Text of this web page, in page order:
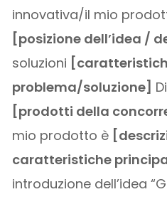
innovativa/il mio
[posizione dell’idea /
soluzioni
problema/soluzione]
[prodotti della
mio prodotto è
caratteristiche
introduzione dell’idea